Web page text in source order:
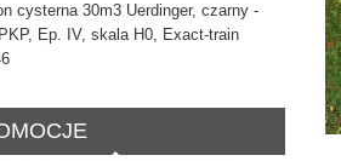
cysterna 30m3 Uerdinger, czarny -
Ep. IV, skala H0, Exact-train